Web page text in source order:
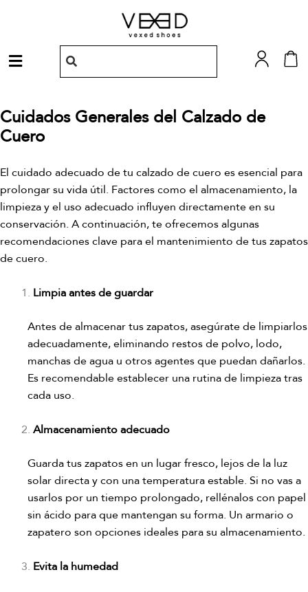
Menú
Cuidados Generales del Calzado de
Cuero
El cuidado adecuado de tu calzado de cuero es esencial para
prolongar su vida útil. Factores como el almacenamiento, la
limpieza y el uso adecuado influyen directamente en su
conservación. A continuación, te ofrecemos algunas
recomendaciones clave para el mantenimiento de tus zapatos
de cuero.
Limpia antes de guardar
Antes de almacenar tus zapatos, asegúrate de limpiarlos
adecuadamente, eliminando restos de polvo, lodo,
manchas de agua u otros agentes que puedan dañarlos.
Es recomendable establecer una rutina de limpieza tras
cada uso.
Almacenamiento adecuado
Guarda tus zapatos en un lugar fresco, lejos de la luz
solar directa y con una temperatura estable. Si no vas a
usarlos por un tiempo prolongado, rellénalos con papel
sin ácido para que mantengan su forma. Un armario o
zapatero son opciones ideales para su almacenamiento.
Evita la humedad